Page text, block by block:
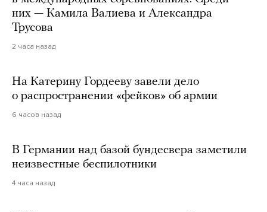
них — Камила Валиева и Александра
Трусова
2 часа назад
На Катерину Гордееву завели дело
о распространении «фейков» об армии
6 часов назад
В Германии над базой бундесвера заметили
неизвестные беспилотники
4 часа назад